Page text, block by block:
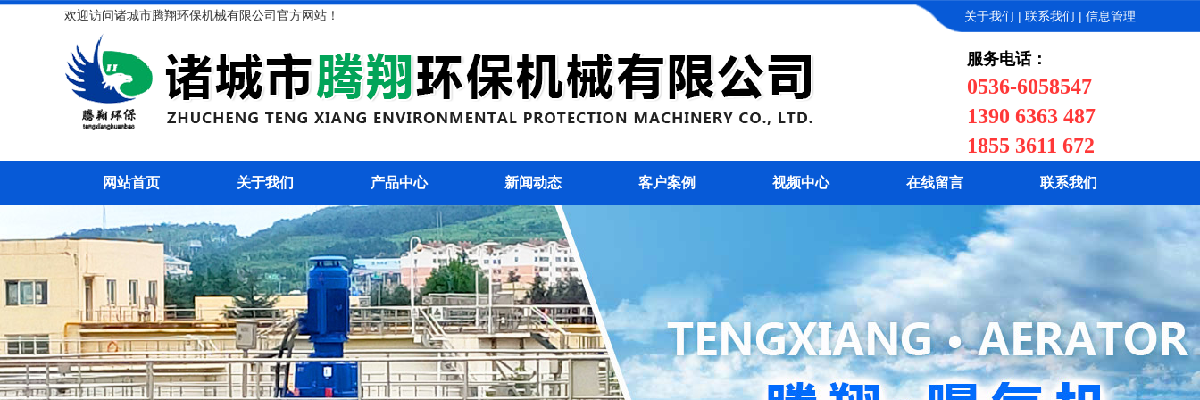
欢迎访问诸城市腾翔环保机械有限公司官方网站！ 关于我们 | 联系我们 | 信息管理
服务电话：
0536-6058547
1390 6363 487
1855 3611 672
网站首页 关于我们 产品中心 新闻动态 客户案例 视频中心 在线留言 联系我们